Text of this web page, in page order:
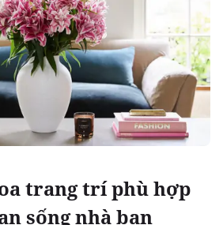
trang trí phù hợp
sống nhà bạn